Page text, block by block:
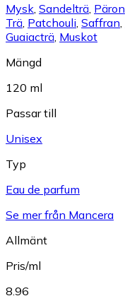
Mysk Sandelträ Päron
Trä Patchouli Saffran
Guaiacträ Muskot
Mängd
120 ml
Passar till
Unisex
Typ
Eau de parfum
Se mer från Mancera
Allmänt
Pris/ml
8.96